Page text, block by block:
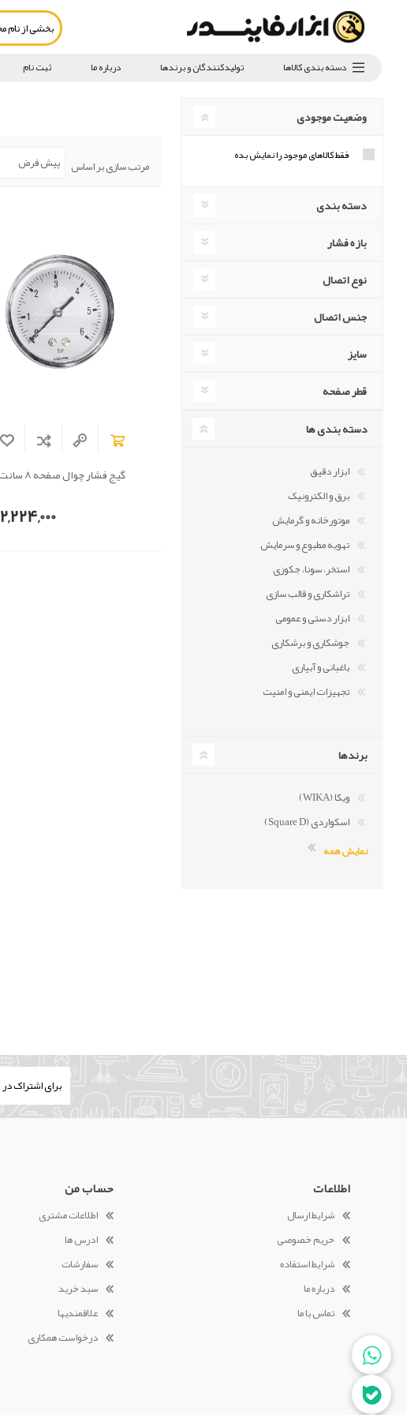
دسته بندی کالاها تولیدکنندگان و برندها درباره ما ثبت نام
مرتب سازی بر اساس
گیج فشار چوال صفحه 8 سانت
2,224,000
وضعیت موجودی
فقط کالاهای موجود را نمایش بده
دسته بندی
بازه فشار
نوع اتصال
جنس اتصال
سایز
قطر صفحه
دسته بندی ها
ابزار دقیق
برق و الکترونیک
موتورخانه و گرمایش
تهویه مطبوع و سرمایش
استخر، سونا، جکوزی
تراشکاری و قالب سازی
ابزار دستی و عمومی
جوشکاری و برشکاری
باغبانی و آبیاری
تجهیزات ایمنی و امنیت
برندها
ویکا (WIKA)
اسکواردی (Square D)
نمایش همه
اطلاعات
شرایط ارسال
حریم خصوصی
شرایط استفاده
درباره ما
تماس با ما
حساب من
اطلاعات مشتری
ادرس ها
سفارشات
سبد خرید
علاقمندیها
درخواست همکاری